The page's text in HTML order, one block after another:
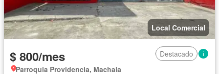
Local Comercial
$ 800/mes
Destacado
Parroquia Providencia, Machala